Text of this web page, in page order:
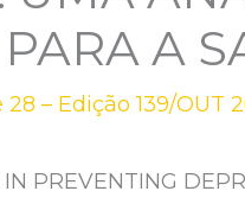
A
– Edição 139/OUT
PREVENTING